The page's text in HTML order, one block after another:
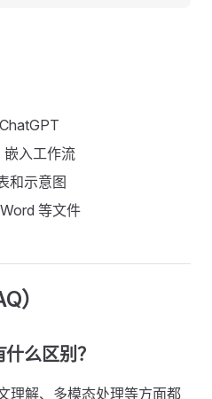
嵌入工作流
和示意图
等文件
）
么区别？
理解、多模态处理等方面都